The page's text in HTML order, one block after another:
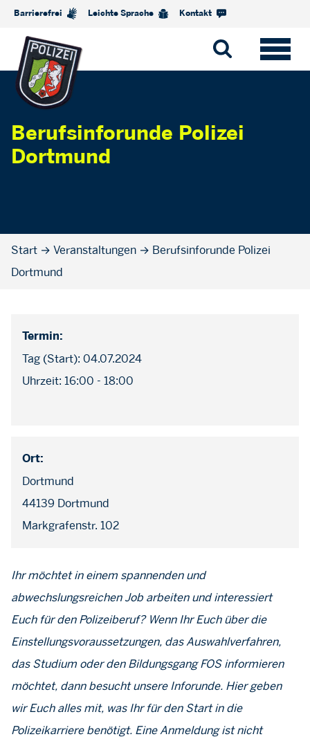
Barrierefrei Leichte Sprache Kontakt
Berufsinforunde Polizei
Dortmund
Start → Veranstaltungen → Berufsinforunde Polizei
Dortmund
Termin:
Tag (Start): 04.07.2024
Uhrzeit: 16:00 - 18:00
Ort:
Dortmund
44139 Dortmund
Markgrafenstr. 102
Ihr möchtet in einem spannenden und
abwechslungsreichen Job arbeiten und interessiert
Euch für den Polizeiberuf? Wenn Ihr Euch über die
Einstellungsvoraussetzungen, das Auswahlverfahren,
das Studium oder den Bildungsgang FOS informieren
möchtet, dann besucht unsere Inforunde. Hier geben
wir Euch alles mit, was Ihr für den Start in die
Polizeikarriere benötigt. Eine Anmeldung ist nicht